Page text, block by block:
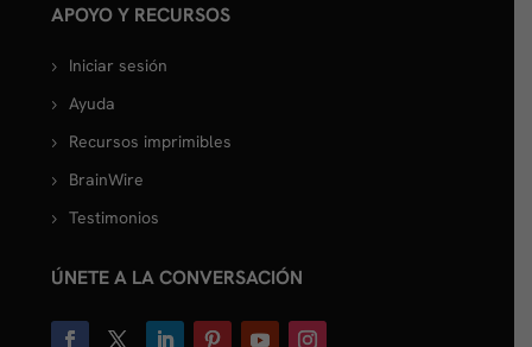
APOYO Y RECURSOS
Iniciar sesión
Ayuda
Recursos imprimibles
BrainWire
Testimonios
ÚNETE A LA CONVERSACIÓN